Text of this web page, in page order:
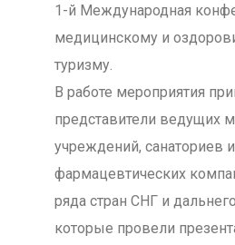
1-й Международная
медицинскому и
туризму.
В работе мероприятия
представители ведущих
учреждений, санаториев и
фармацевтических
ряда стран СНГ и
которые провели